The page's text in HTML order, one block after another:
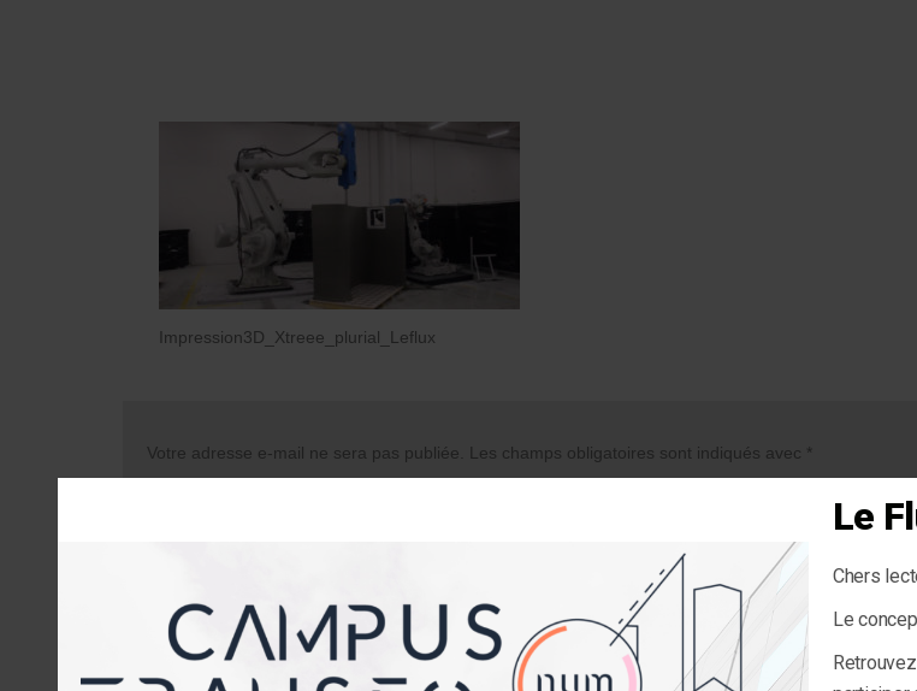
Impression3D_Xtreee_plurial_Leflux
Votre adresse e-mail ne sera pas publiée. Les champs obligatoires sont indiqués avec *
Nom
Le
Chers
Le